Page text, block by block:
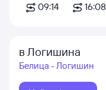
09:14
16:08
в Логишина
Белица - Логишин